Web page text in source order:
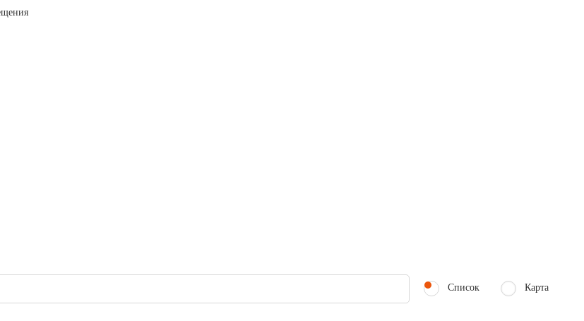
Список Карта